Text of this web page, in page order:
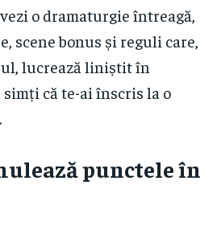
o dramaturgie întreagă,
scene bonus și reguli care,
lucrează liniștit în
simți că te-ai înscris la o
punctele în